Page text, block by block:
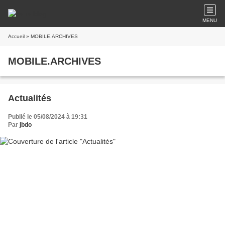
MENU
Accueil » MOBILE.ARCHIVES
MOBILE.ARCHIVES
Actualités
Publié le 05/08/2024 à 19:31
Par jbdo